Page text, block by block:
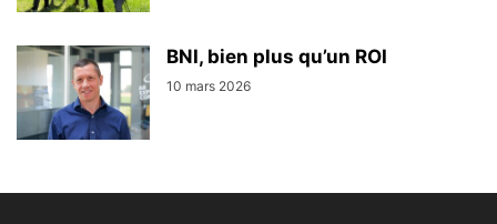
BNI, bien plus qu’un ROI
10 mars 2026